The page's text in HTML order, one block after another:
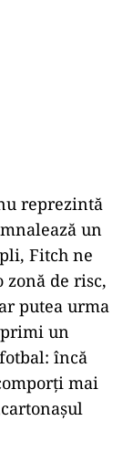
reprezintă
un
Fitch ne
zonă de risc,
putea urma
primi un
încă
mai